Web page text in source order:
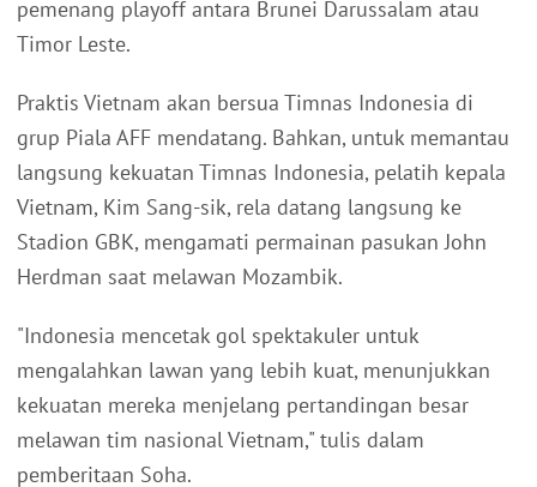
pemenang playoff antara Brunei Darussalam atau
Timor Leste.
Praktis Vietnam akan bersua Timnas Indonesia di
grup Piala AFF mendatang. Bahkan, untuk memantau
langsung kekuatan Timnas Indonesia, pelatih kepala
Vietnam, Kim Sang-sik, rela datang langsung ke
Stadion GBK, mengamati permainan pasukan John
Herdman saat melawan Mozambik.
"Indonesia mencetak gol spektakuler untuk
mengalahkan lawan yang lebih kuat, menunjukkan
kekuatan mereka menjelang pertandingan besar
melawan tim nasional Vietnam," tulis dalam
pemberitaan Soha.